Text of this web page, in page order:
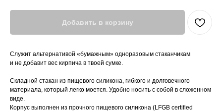
Добавить в корзину
Служит альтернативой «бумажным» одноразовым стаканчикам
и не добавит вес кирпича в твоей сумке.
Складной стакан из пищевого силикона, гибкого и долговечного
материала, который легко моется. Удобно носить с собой в сложенном
виде.
Корпус выполнен из прочного пищевого силикона (LFGB certified